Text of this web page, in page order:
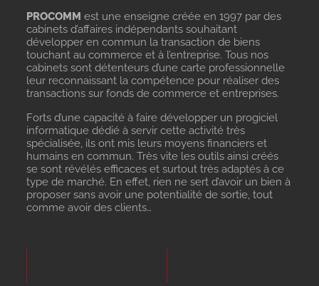
PROCOMM est une enseigne créée en 1997 par des
cabinets d’affaires indépendants souhaitant
développer en commun la transaction de biens
touchant au commerce et à l’entreprise. Tous nos
cabinets sont détenteurs d’une carte professionnelle
leur reconnaissant la compétence pour réaliser des
transactions sur fonds de commerce et entreprises.
Forts d’une capacité à faire développer un progiciel
informatique dédié à servir cette activité très
spécialisée, ils ont mis leurs moyens financiers et
humains en commun. Très vite les outils ainsi créés
se sont révélés efficaces et surtout très adaptés à ce
type de marché. En effet, rien ne sert d’avoir un bien à
proposer sans avoir une potentialité de sortie, tout
comme avoir des clients…